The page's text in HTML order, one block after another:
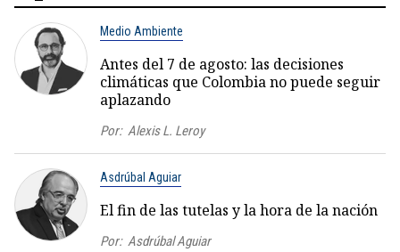
Medio Ambiente
Antes del 7 de agosto: las decisiones
climáticas que Colombia no puede seguir
aplazando
Por: Alexis L. Leroy
Asdrúbal Aguiar
El fin de las tutelas y la hora de la nación
Por: Asdrúbal Aguiar